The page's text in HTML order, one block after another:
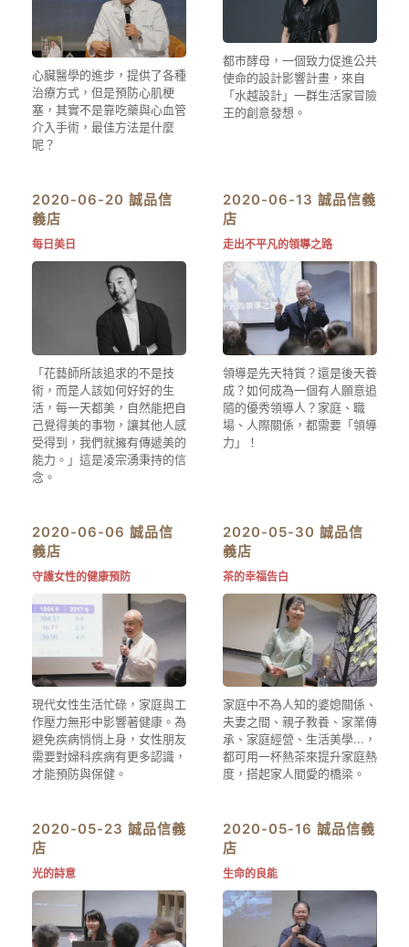
心臟醫學的進步，提供了各種
治療方式，但是預防心肌梗
塞，其實不是靠吃藥與心血管
介入手術，最佳方法是什麼
呢？
都市酵母，一個致力促進公共
使命的設計影響計畫，來自
「水越設計」一群生活家冒險
王的創意發想。
2020-06-20 誠品信
義店
每日美日
「花藝師所該追求的不是技
術，而是人該如何好好的生
活，每一天都美，自然能把自
己覺得美的事物，讓其他人感
受得到，我們就擁有傳遞美的
能力。」這是凌宗湧秉持的信
念。
2020-06-13 誠品信義
店
走出不平凡的領導之路
領導是先天特質？還是後天養
成？如何成為一個有人願意追
隨的優秀領導人？家庭、職
場、人際關係，都需要「領導
力」！
2020-06-06 誠品信
義店
守護女性的健康預防
現代女性生活忙碌，家庭與工
作壓力無形中影響著健康。為
避免疾病悄悄上身，女性朋友
需要對婦科疾病有更多認識，
才能預防與保健。
2020-05-30 誠品信
義店
茶的幸福告白
家庭中不為人知的婆媳關係、
夫妻之間、親子教養、家業傳
承、家庭經營、生活美學...，
都可用一杯熱茶來提升家庭熱
度，搭起家人間愛的橋梁。
2020-05-23 誠品信義
店
光的詩意
2020-05-16 誠品信義
店
生命的良能